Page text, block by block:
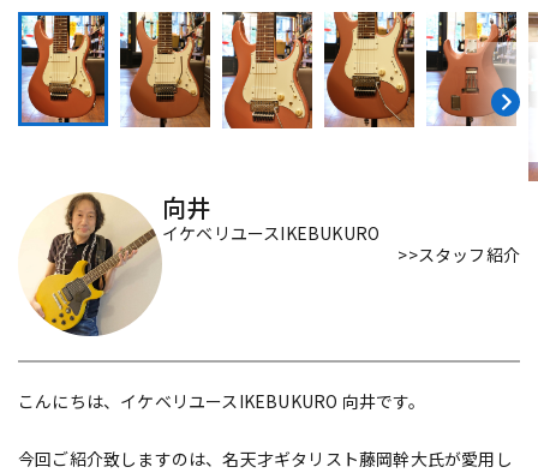
向井
イケベリユースIKEBUKURO
>>スタッフ紹介
こんにちは、イケベリユースIKEBUKURO 向井です。
今回ご紹介致しますのは、名天才ギタリスト藤岡幹大氏が愛用し